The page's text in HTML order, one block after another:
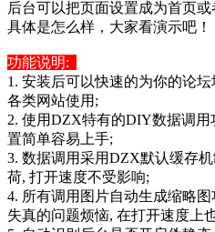
后台可以把页面设置成为首页
具体是怎么样，大家看演示吧！
功能说明:
1. 安装后可以快速的为你的论
各类网站使用;
2. 使用DZX特有的DIY数据调
置简单容易上手;
3. 数据调用采用DZX默认缓存
荷, 打开速度不受影响;
4. 所有调用图片自动生成缩略
失真的问题烦恼, 在打开速度上